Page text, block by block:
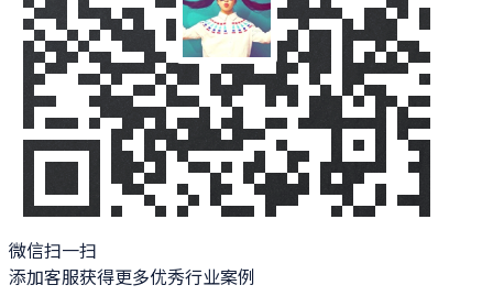
微信扫一扫
添加客服获得更多优秀行业案例